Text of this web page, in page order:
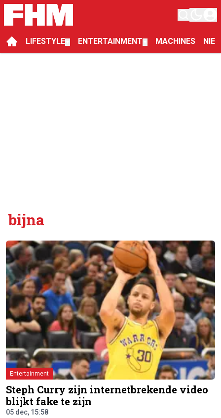
LIFESTYLE ENTERTAINMENT MACHINES
bijna
Entertainment
Steph Curry zijn internetbrekende video
blijkt fake te zijn
05 dec, 15:58